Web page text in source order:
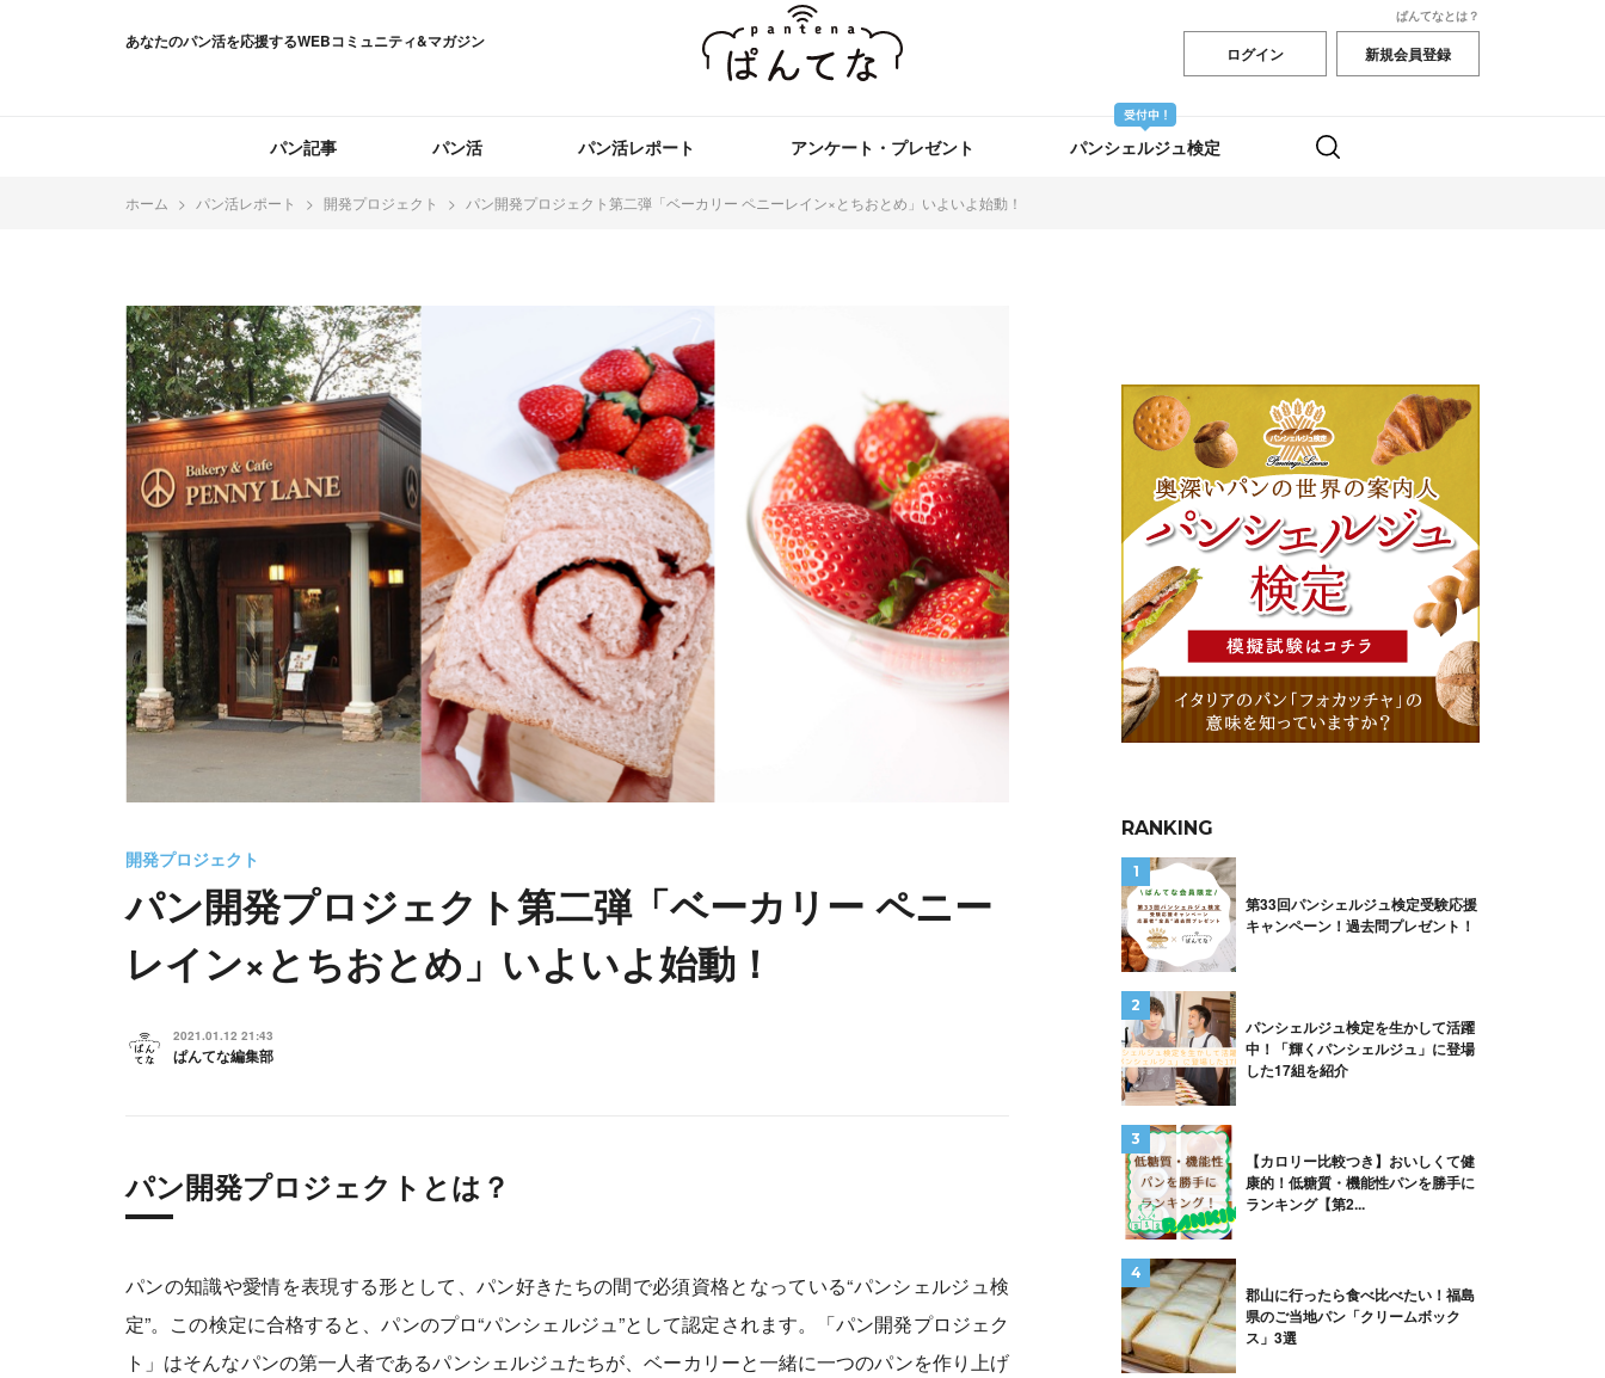
あなたのパン活を応援するWEBコミュニティ&マガジン
ぱんてなとは？
ログイン 新規会員登録
パン記事 パン活 パン活レポート アンケート・プレゼント パンシェルジュ検定
ホーム パン活レポート 開発プロジェクト パン開発プロジェクト第二弾「ベーカリー ペニーレイン×とちおとめ」いよいよ始動！
開発プロジェクト
パン開発プロジェクト第二弾「ベーカリー ペニー
レイン×とちおとめ」いよいよ始動！
2021.01.12 21:43
ぱんてな編集部
パン開発プロジェクトとは？
パンの知識や愛情を表現する形として、パン好きたちの間で必須資格となっている“パンシェルジュ検
定”。この検定に合格すると、パンのプロ“パンシェルジュ”として認定されます。「パン開発プロジェク
ト」はそんなパンの第一人者であるパンシェルジュたちが、ベーカリーと一緒に一つのパンを作り上げ
RANKING
第33回パンシェルジュ検定受験応援
キャンペーン！過去問プレゼント！
パンシェルジュ検定を生かして活躍
中！「輝くパンシェルジュ」に登場
した17組を紹介
【カロリー比較つき】おいしくて健
康的！低糖質・機能性パンを勝手に
ランキング【第2...
郡山に行ったら食べ比べたい！福島
県のご当地パン「クリームボック
ス」3選